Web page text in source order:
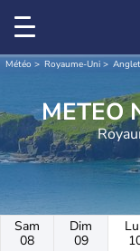
Météo Royaume-Uni
Sam
08
Dim
09